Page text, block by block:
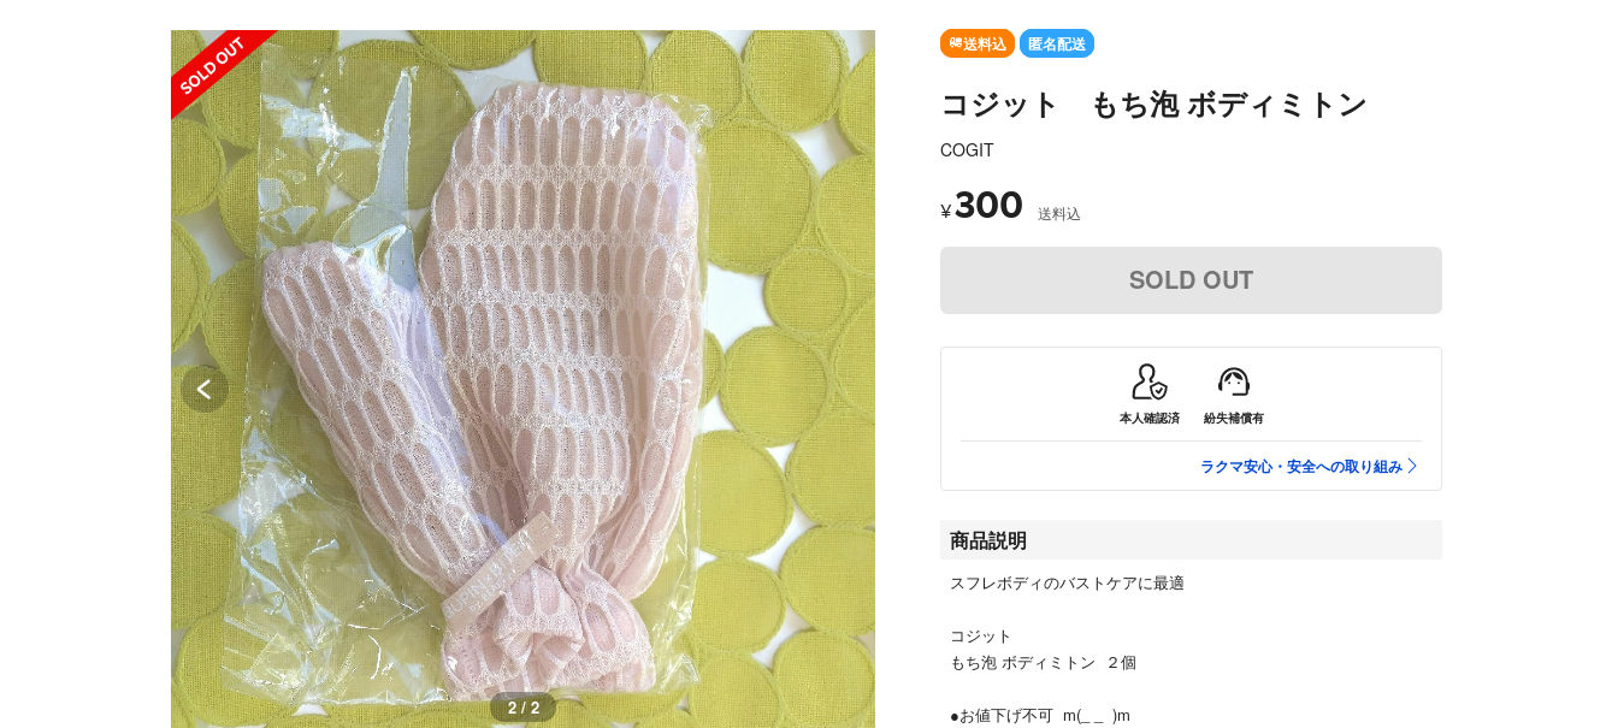
SOLD OUT SOLD OUT
1 / 2
送料込 匿名配送
コジット もち泡 ボディミトン
COGIT
¥300 送料込
SOLD OUT
本人確認済 紛失補償有
ラクマ安心・安全への取り組み
商品説明
スフレボディのバストケアに最適
コジット
もち泡 ボディミトン ２個
●お値下げ不可 m(_ _ )m